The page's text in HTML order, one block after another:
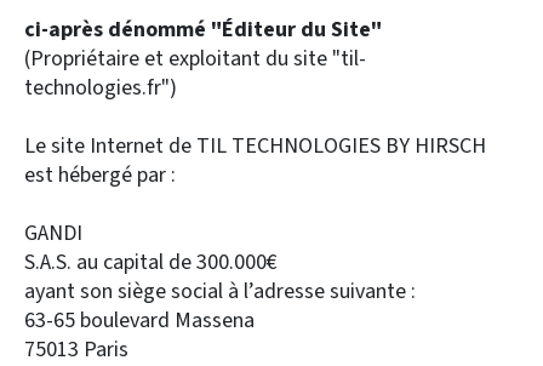
ci-après dénommé "Éditeur du Site"
(Propriétaire et exploitant du site "til-
technologies.fr")
Le site Internet de TIL TECHNOLOGIES BY HIRSCH
est hébergé par :
GANDI
S.A.S. au capital de 300.000€
ayant son siège social à l’adresse suivante :
63-65 boulevard Massena
75013 Paris